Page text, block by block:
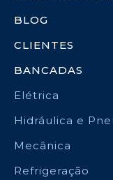
BLOG
CLIENTES
BANCADAS
Elétrica
Hidráulica e
Mecânica
Refrigeração